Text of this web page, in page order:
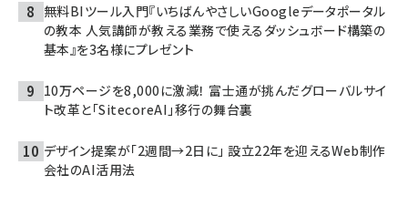
無料BIツール入門『いちばんやさしいGoogleデータポータル
の教本 人気講師が教える業務で使えるダッシュボード構築の
基本』を3名様にプレゼント
10万ページを8,000に激減！ 富士通が挑んだグローバルサイ
ト改革と「SitecoreAI」移行の舞台裏
デザイン提案が「2週間→2日に」 設立22年を迎えるWeb制作
会社のAI活用法